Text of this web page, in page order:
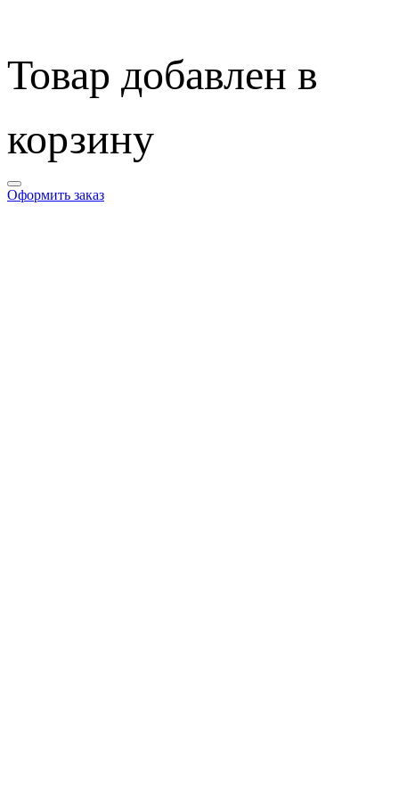
Товар добавлен в
корзину
Оформить заказ